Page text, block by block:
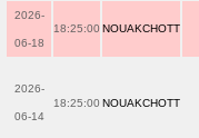
2026-
06-18
18:25:00 NOUAKCHOTT
2026-
06-14
18:25:00 NOUAKCHOTT